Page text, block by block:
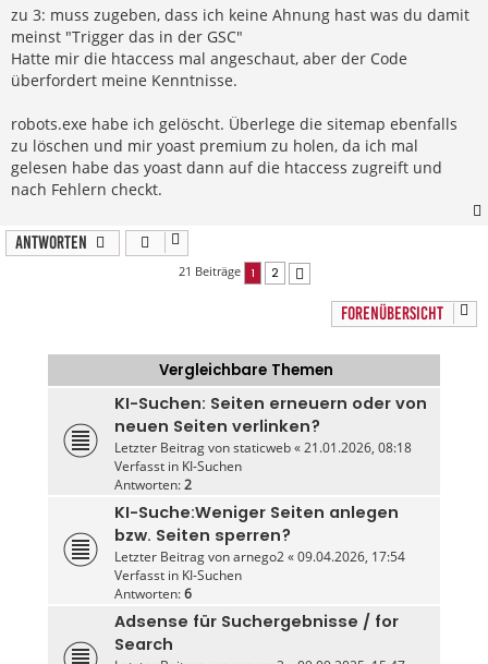
r
a
g
zu 3: muss zugeben, dass ich keine Ahnung hast was du damit
meinst "Trigger das in der GSC"
Hatte mir die htaccess mal angeschaut, aber der Code
überfordert meine Kenntnisse.
robots.exe habe ich gelöscht. Überlege die sitemap ebenfalls
zu löschen und mir yoast premium zu holen, da ich mal
gelesen habe das yoast dann auf die htaccess zugreift und
nach Fehlern checkt.
Antworten
21 Beiträge 1 2
FORENÜBERSICHT
Vergleichbare Themen
KI-Suchen: Seiten erneuern oder von
neuen Seiten verlinken?
Letzter Beitrag vonstaticweb«21.01.2026, 08:18
Verfasst in KI-Suchen
Antworten:2
KI-Suche:Weniger Seiten anlegen
bzw. Seiten sperren?
Letzter Beitrag vonarnego2«09.04.2026, 17:54
Verfasst in KI-Suchen
Antworten:6
Adsense für Suchergebnisse / for
Search